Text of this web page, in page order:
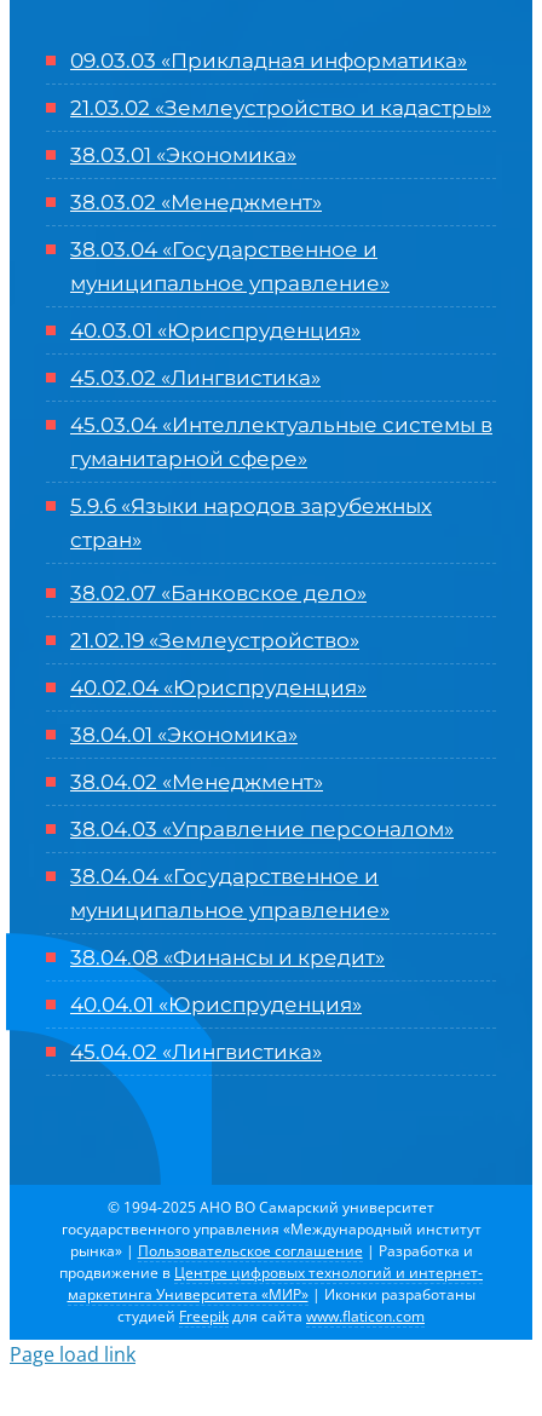
09.03.03 «Прикладная информатика»
21.03.02 «Землеустройство и кадастры»
38.03.01 «Экономика»
38.03.02 «Менеджмент»
38.03.04 «Государственное и
муниципальное управление»
40.03.01 «Юриспруденция»
45.03.02 «Лингвистика»
45.03.04 «Интеллектуальные системы в
гуманитарной сфере»
5.9.6 «Языки народов зарубежных
стран»
38.02.07 «Банковское дело»
21.02.19 «Землеустройство»
40.02.04 «Юриспруденция»
38.04.01 «Экономика»
38.04.02 «Менеджмент»
38.04.03 «Управление персоналом»
38.04.04 «Государственное и
муниципальное управление»
38.04.08 «Финансы и кредит»
40.04.01 «Юриспруденция»
45.04.02 «Лингвистика»
© 1994-2025 АНО ВО Самарский университет
государственного управления «Международный институт
рынка» | Пользовательское соглашение | Разработка и
продвижение в Центре цифровых технологий и интернет-
маркетинга Университета «МИР»| Иконки разработаны
студией Freepikдля сайта www.flaticon.com
Page load link